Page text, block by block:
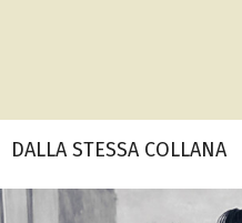
DALLA STESSA COLLANA